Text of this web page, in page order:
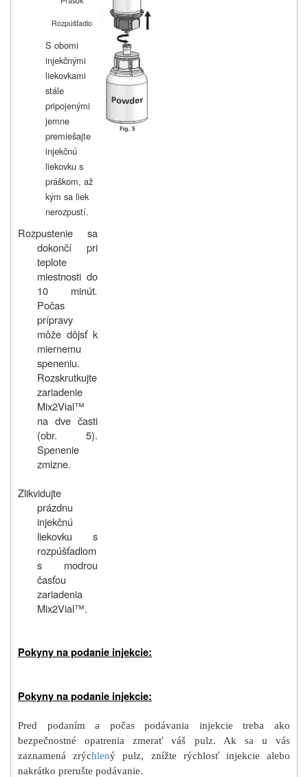
Rozpúšťadlo
S obomi
injekčnými
liekovkami
stále
pripojenými
jemne
premiešajte
injekčnú
liekovku s
práškom, až
kým sa liek
nerozpustí.
Rozpustenie sa
dokončí pri
teplote
miestnosti do
10 minút.
Počas
prípravy
môže dôjsť k
miernemu
speneniu.
Rozskrutkujte
zariadenie
Mix2Vial™
na dve časti
(obr. 5).
Spenenie
zmizne.
Zlikvidujte
prázdnu
injekčnú
liekovku s
rozpúšťadlom
s modrou
časťou
zariadenia
Mix2Vial™.
Pokyny na podanie injekcie:
Pokyny na podanie injekcie:
Pred podaním a počas podávania injekcie treba ako
bezpečnostné opatrenia zmerať váš pulz. Ak sa u vás
zaznamená zrýchlený pulz, znížte rýchlosť injekcie
alebo
nakrátko prerušte podávanie.